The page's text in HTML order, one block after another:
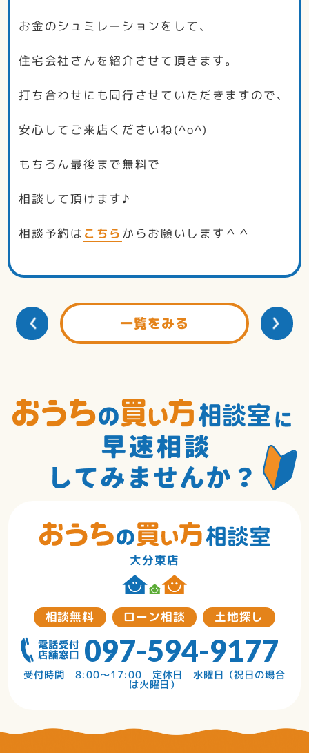
お金のシュミレーションをして、
住宅会社さんを紹介させて頂きます。
打ち合わせにも同行させていただきますので、
安心してご来店くださいね(^o^)
もちろん最後まで無料で
相談して頂けます♪
相談予約は こちら からお願いします＾＾
一覧をみる
大分東店
相談無料 ローン相談 土地探し
097-594-9177
受付時間 8:00～17:00 定休日 水曜日（祝日の場合
は火曜日）